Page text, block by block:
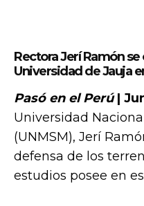
Rectora Jerí Ramón
Universidad de Jauja
Pasó en el Perú|
Universidad
(UNMSM), Jerí
defensa de los
estudios posee en